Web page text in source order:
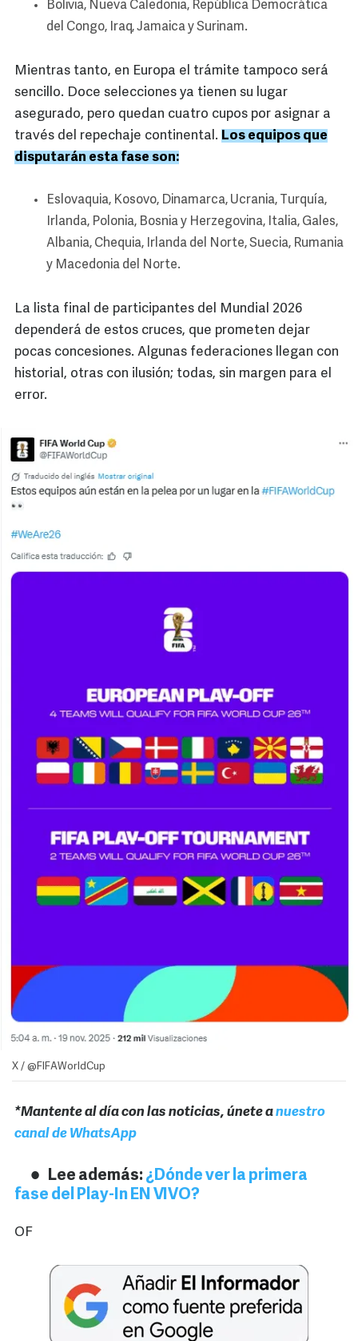
Bolivia, Nueva Caledonia, República Democrática
del Congo, Iraq, Jamaica y Surinam.
Mientras tanto, en Europa el trámite tampoco será
sencillo. Doce selecciones ya tienen su lugar
asegurado, pero quedan cuatro cupos por asignar a
través del repechaje continental. Los equipos que
disputarán esta fase son:
Eslovaquia, Kosovo, Dinamarca, Ucrania, Turquía,
Irlanda, Polonia, Bosnia y Herzegovina, Italia, Gales,
Albania, Chequia, Irlanda del Norte, Suecia, Rumania
y Macedonia del Norte.
La lista final de participantes del Mundial 2026
dependerá de estos cruces, que prometen dejar
pocas concesiones. Algunas federaciones llegan con
historial, otras con ilusión; todas, sin margen para el
error.
X / @FIFAWorldCup
*Mantente al día con las noticias, únete anuestro
canal de WhatsApp
Lee además: ¿Dónde ver la primera
fase del Play-In EN VIVO?
OF